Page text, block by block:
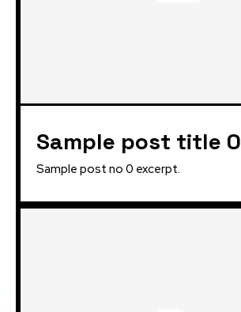
Sample post title 0
Sample post no 0 excerpt.